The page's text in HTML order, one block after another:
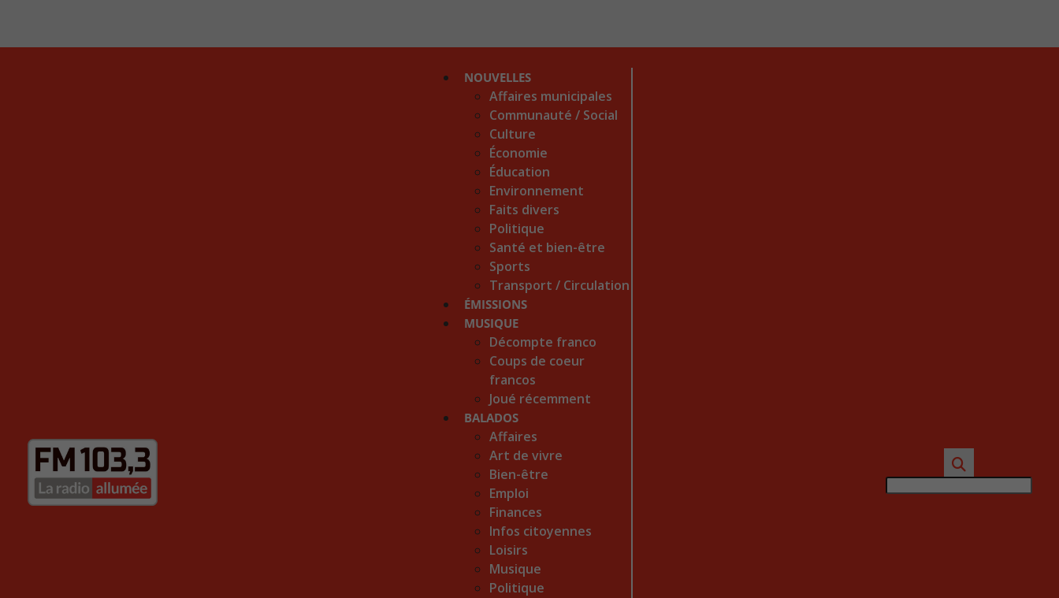
NOUVELLES
Affaires municipales
Communauté / Social
Culture
Économie
Éducation
Environnement
Faits divers
Politique
Santé et bien-être
Sports
Transport / Circulation
ÉMISSIONS
MUSIQUE
Décompte franco
Coups de coeur
francos
Joué récemment
BALADOS
Affaires
Art de vivre
Bien-être
Emploi
Finances
Infos citoyennes
Loisirs
Musique
Politique